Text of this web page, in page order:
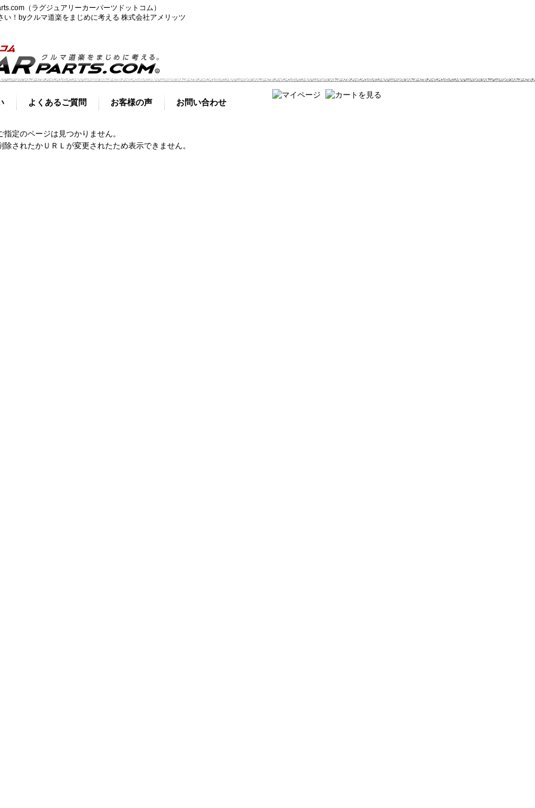
（ラグジュアリーカーパーツドットコム）
！byクルマ道楽をまじめに考える 株式会社アメリッツ
よくあるご質問 お客様の声 お問い合わせ
指定のページは見つかりません。
除されたかＵＲＬが変更されたため表示できません。